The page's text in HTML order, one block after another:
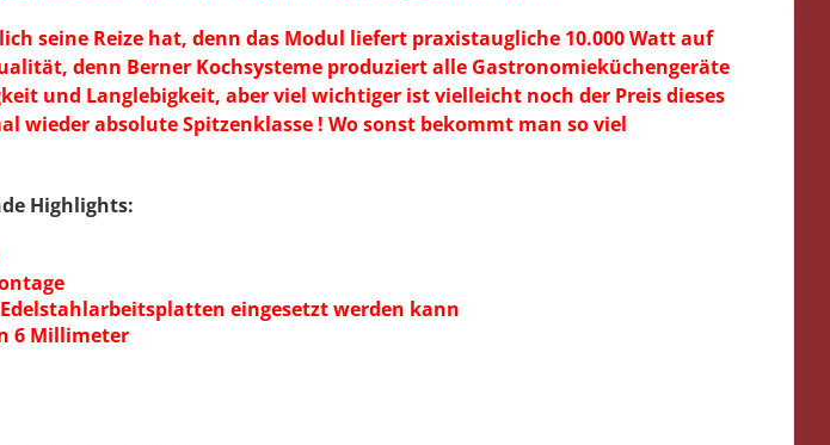
seine Reize hat, denn das Modul liefert praxistaugliche 10.000 Watt auf
denn Berner Kochsysteme produziert alle Gastronomieküchengeräte
und Langlebigkeit, aber viel wichtiger ist vielleicht noch der Preis dieses
wieder absolute Spitzenklasse ! Wo sonst bekommt man so viel
Highlights:
eingesetzt werden kann
6 Millimeter